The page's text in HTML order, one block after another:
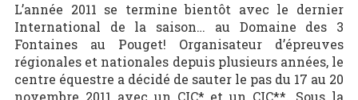
L’année 2011 se termine bientôt avec le dernier
International de la saison… au Domaine des 3
Fontaines au Pouget! Organisateur d’épreuves
régionales et nationales depuis plusieurs années, le
centre équestre a décidé de sauter le pas du 17 au 20
novembre 2011 avec un CIC* et un CIC**. Sous la